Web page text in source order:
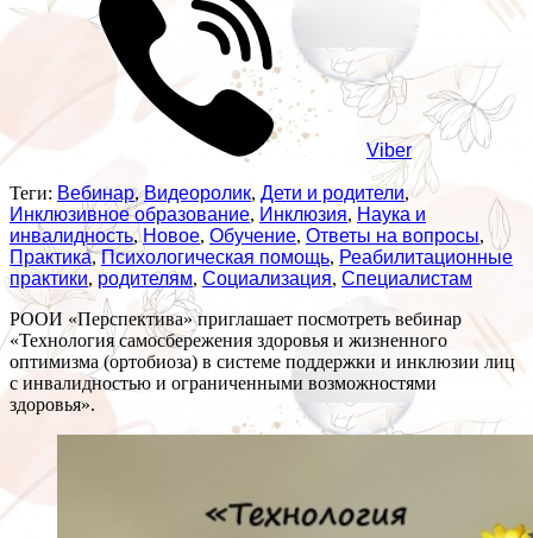
Viber
Теги: Вебинар,Видеоролик, Дети и родители,
Инклюзивное образование, Инклюзия, Наука и
инвалидность,Новое, Обучение, Ответы на вопросы,
Практика,Психологическая помощь, Реабилитационные
практики, родителям, Социализация, Специалистам
РООИ «Перспектива» приглашает посмотреть вебинар
«Технология самосбережения здоровья и жизненного
оптимизма (ортобиоза) в системе поддержки и инклюзии лиц
с инвалидностью и ограниченными возможностями
здоровья».